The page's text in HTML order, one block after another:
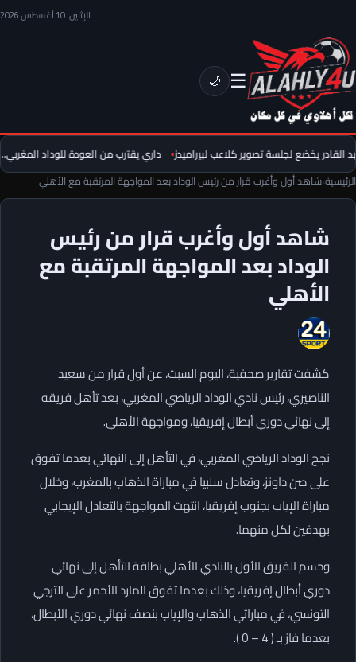
الإثنين، 10 أغسطس 2026
☰
🌙
يخضع لجلسة تصوير كلاعب لبيراميدز
داري يقترب من العودة للوداد المغربي..
الرئيسية›شاهد أول وأغرب قرار من رئيس الوداد بعد المواجهة المرتقبة مع الأهلي
شاهد أول وأغرب قرار من رئيس
الوداد بعد المواجهة المرتقبة مع
الأهلي
كشفت تقارير صحفية، اليوم السبت، عن أول قرار من سعيد
الناصيري، رئيس نادي الوداد الرياضي المغربي، بعد تأهل فريقه
إلى نهائي دوري أبطال إفريقيا، ومواجهة الأهلي.
نجح الوداد الرياضي المغربي، في التأهل إلى النهائي بعدما تفوق
على صن داونز، وتعادل سلبيا في مباراة الذهاب بالمغرب، وخلال
مباراة الإياب بجنوب إفريقيا، انتهت المواجهة بالتعادل الإيجابي
بهدفين لكل منهما.
وحسم الفريق الأول بالنادي الأهلي بطاقة التأهل إلى نهائي
دوري أبطال إفريقيا، وذلك بعدما تفوق المارد الأحمر على الترجي
التونسي، في مباراتي الذهاب والإياب بنصف نهائي دوري الأبطال،
بعدما فاز بـ ( 4 – 0 ).